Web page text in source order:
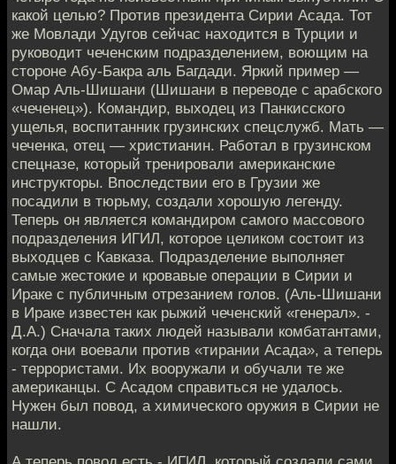
какой целью? Против президента Сирии Асада. Тот
же Мовлади Удугов сейчас находится в Турции и
руководит чеченским подразделением, воющим на
стороне Абу-Бакра аль Багдади. Яркий пример —
Омар Аль-Шишани (Шишани в переводе с арабского
«чеченец»). Командир, выходец из Панкисского
ущелья, воспитанник грузинских спецслужб. Мать —
чеченка, отец — христианин. Работал в грузинском
спецназе, который тренировали американские
инструкторы. Впоследствии его в Грузии же
посадили в тюрьму, создали хорошую легенду.
Теперь он является командиром самого массового
подразделения ИГИЛ, которое целиком состоит из
выходцев с Кавказа. Подразделение выполняет
самые жестокие и кровавые операции в Сирии и
Ираке с публичным отрезанием голов. (Аль-Шишани
в Ираке известен как рыжий чеченский «генерал». -
Д.А.) Сначала таких людей называли комбатантами,
когда они воевали против «тирании Асада», а теперь
- террористами. Их вооружали и обучали те же
американцы. С Асадом справиться не удалось.
Нужен был повод, а химического оружия в Сирии не
нашли.